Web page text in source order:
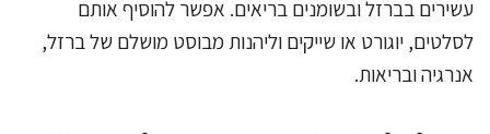
עשירים בברזל ובשומנים בריאים. אפשר להוסיף אותם
לסלטים, יוגורט או שייקים וליהנות מבוסט מושלם של ברזל,
אנרגיה ובריאות.